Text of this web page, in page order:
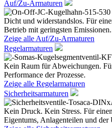
Auf/Zu-Armaturen
Dicht und widerstandslos. Für
Betrieb mit geringsten Emissionen.
Zeige alle Auf/Zu-Armaturen
Regelarmaturen
Kein Raum für Abweichungen.
Performance der Prozesse.
Zeige alle Regelarmaturen
Sicherheitsarmaturen
Kein Druck. Kein Stress. Für
Eigentums, Anlagenteilen und der